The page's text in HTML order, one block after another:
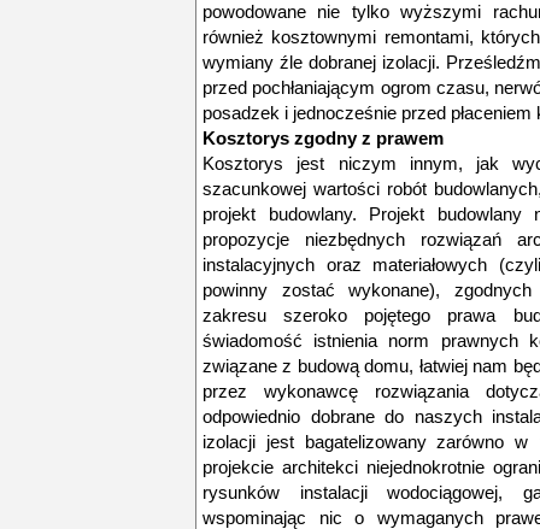
powodowane nie tylko wyższymi
również kosztownymi remontami,
wymiany źle dobranej izolacji.
przed pochłaniającym ogrom czasu,
posadzek i jednocześnie przed
Kosztorys zgodny z prawem
Kosztorys jest niczym innym, jak
szacunkowej wartości robót
projekt budowlany. Projekt
propozycje niezbędnych rozwiązań
instalacyjnych oraz materiałowych
powinny zostać wykonane),
zakresu szeroko pojętego prawa
świadomość istnienia norm prawnych
związane z budową domu, łatwiej nam
przez wykonawcę rozwiązania
odpowiednio dobrane do naszych
izolacji jest bagatelizowany zarówno
projekcie architekci niejednokrotnie
rysunków instalacji wodociągowej,
wspominając nic o wymaganych